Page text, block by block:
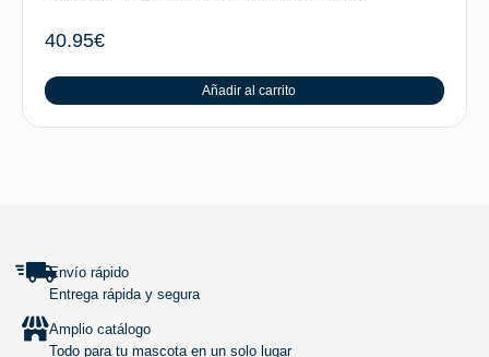
40.95€
Añadir al carrito
Envío rápido
Entrega rápida y segura
Amplio catálogo
Todo para tu mascota en un solo lugar